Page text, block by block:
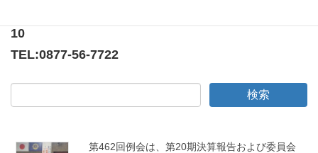
10
TEL:0877-56-7722
第462回例会は、第20期決算報告および委員会